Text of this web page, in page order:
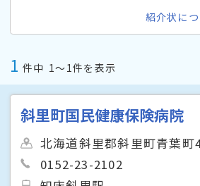
紹介状に
1 件中 1〜1件を表示
斜里町国民健康保険病院
北海道斜里郡斜里町青葉町
0152-23-2102